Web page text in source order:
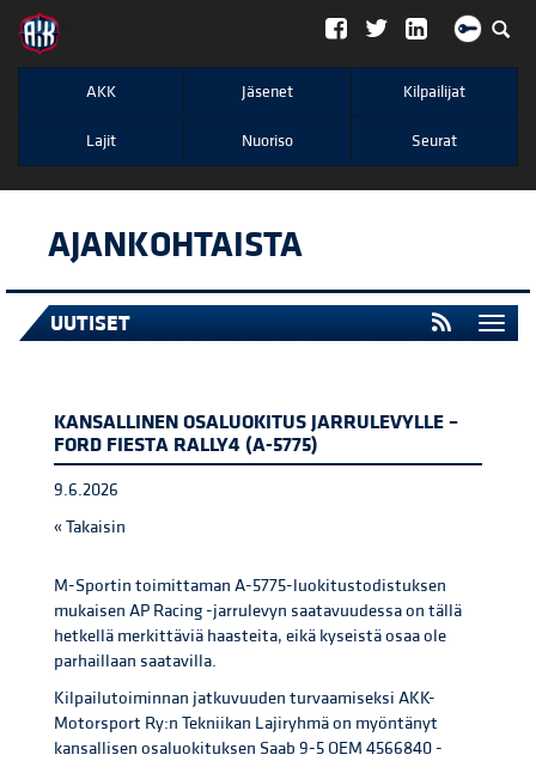
";
AKK Jäsenet Kilpailijat
Lajit Nuoriso Seurat
AJANKOHTAISTA
UUTISET
KANSALLINEN OSALUOKITUS JARRULEVYLLE –
FORD FIESTA RALLY4 (A-5775)
9.6.2026
« Takaisin
M-Sportin toimittaman A-5775-luokitustodistuksen
mukaisen AP Racing -jarrulevyn saatavuudessa on tällä
hetkellä merkittäviä haasteita, eikä kyseistä osaa ole
parhaillaan saatavilla.
Kilpailutoiminnan jatkuvuuden turvaamiseksi AKK-
Motorsport Ry:n Tekniikan Lajiryhmä on myöntänyt
kansallisen osaluokituksen Saab 9-5 OEM 4566840 -